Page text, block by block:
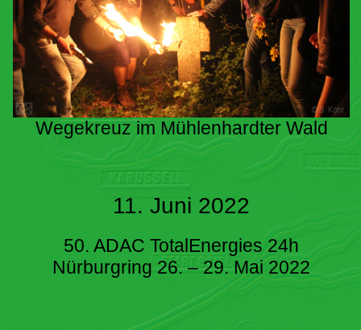
Wegekreuz im Mühlenhardter Wald
11. Juni 2022
50. ADAC TotalEnergies 24h
Nürburgring 26. – 29. Mai 2022